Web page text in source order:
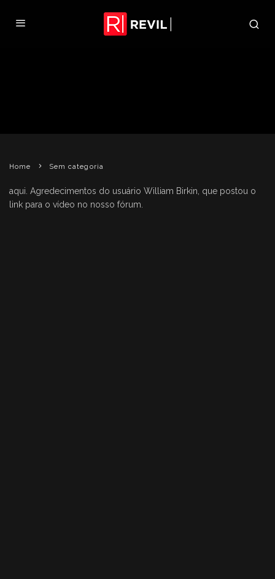
Home
Sem categoria
aqui. Agredecimentos do usuário William Birkin, que postou o
link para o vídeo no nosso fórum.